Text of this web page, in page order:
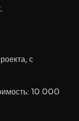
с
10 000